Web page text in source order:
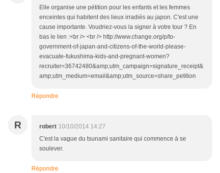
Elle organise une pétition pour les enfants et les femmes
enceintes qui habitent des lieux irradiés au japon. C'est une
cause importante. Voudriez-vous la signer à votre tour ? En
bas le lien :<br /> <br /> http://www.change.org/p/to-
government-of-japan-and-citizens-of-the-world-please-
evacuate-fukushima-kids-and-pregnant-women?
recruiter=36742480&amp;utm_campaign=signature_receipt&
amp;utm_medium=email&amp;utm_source=share_petition
Répondre
R robert 10/10/2014 14:27
C'est la vague du tsunami sanitaire qui commence à se
soulever.
Répondre